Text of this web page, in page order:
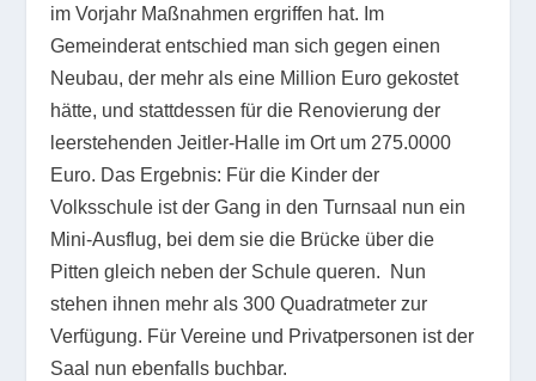
im Vorjahr Maßnahmen ergriffen hat. Im
Gemeinderat entschied man sich gegen einen
Neubau, der mehr als eine Million Euro gekostet
hätte, und stattdessen für die Renovierung der
leerstehenden Jeitler-Halle im Ort um 275.0000
Euro. Das Ergebnis: Für die Kinder der
Volksschule ist der Gang in den Turnsaal nun ein
Mini-Ausflug, bei dem sie die Brücke über die
Pitten gleich neben der Schule queren. Nun
stehen ihnen mehr als 300 Quadratmeter zur
Verfügung. Für Vereine und Privatpersonen ist der
Saal nun ebenfalls buchbar.